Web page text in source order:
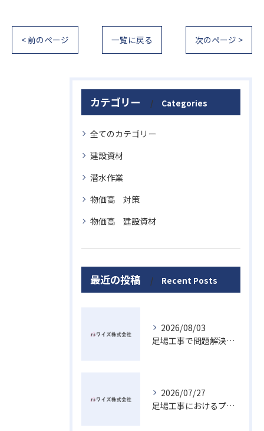
< 前のページ 一覧に戻る 次のページ >
カテゴリー Categories
全てのカテゴリー
建設資材
潜水作業
物価高 対策
物価高 建設資材
最近の投稿 Recent Posts
2026/08/03
足場工事で問題解決を目指す広島県廿日市市の賢い業者選びと安心ポイント
2026/07/27
足場工事におけるプラットフォームの意味と現場安全を高める最新活用術